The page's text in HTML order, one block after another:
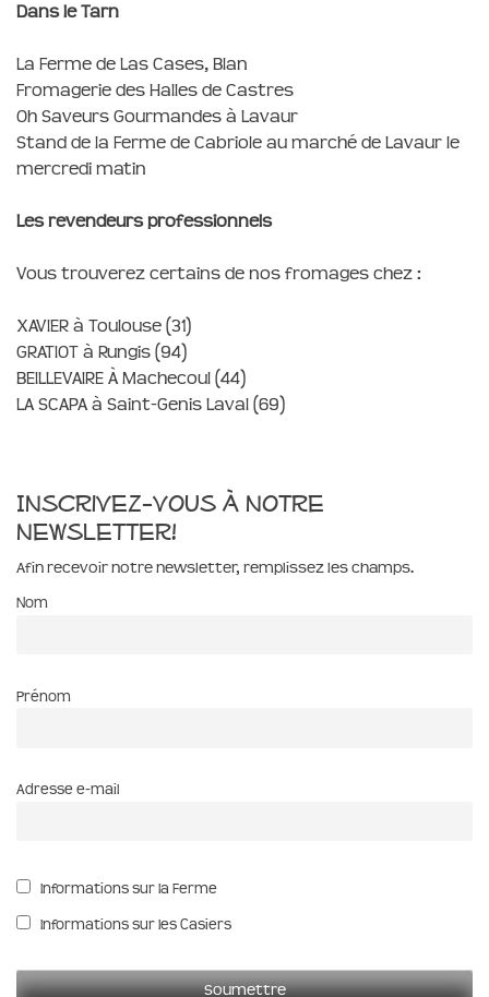
Dans le Tarn
La Ferme de Las Cases, Blan
Fromagerie des Halles de Castres
Oh Saveurs Gourmandes à Lavaur
Stand de la Ferme de Cabriole au marché de Lavaur le
mercredi matin
Les revendeurs professionnels
Vous trouverez certains de nos fromages chez :
XAVIER à Toulouse (31)
GRATIOT à Rungis (94)
BEILLEVAIRE À Machecoul (44)
LA SCAPA à Saint-Genis Laval (69)
Inscrivez-vous à notre
newsletter!
Afin recevoir notre newsletter, remplissez les champs.
Nom
Prénom
Adresse e-mail
Informations sur la Ferme
Informations sur les Casiers